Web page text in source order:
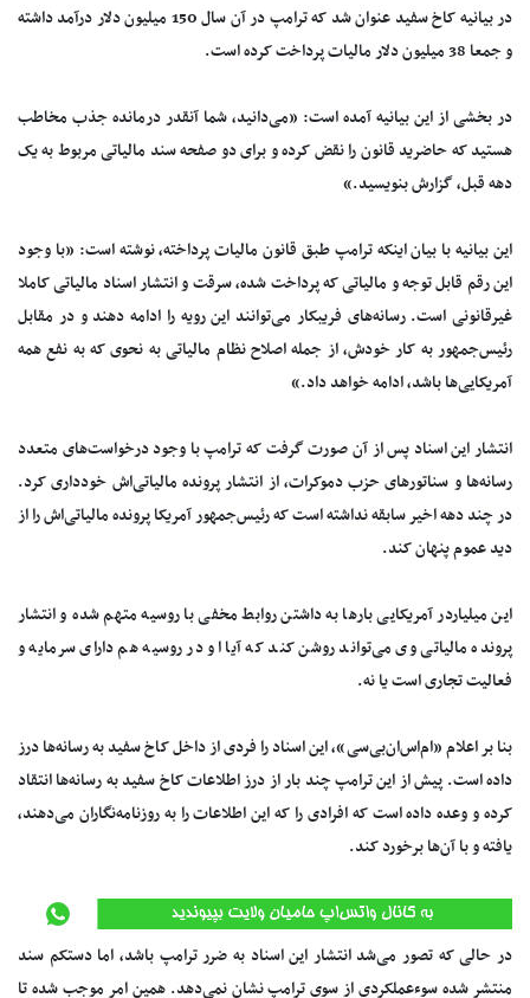
در بیانیه کاخ سفید عنوان شد که ترامپ در آن سال 150 میلیون دلار درآمد داشته
و جمعا 38 میلیون دلار مالیات پرداخت کرده است.
در بخشی از این بیانیه آمده است: «می‌دانید، شما آنقدر درمانده جذب مخاطب
هستید که حاضرید قانون را نقض کرده و برای دو صفحه سند مالیاتی مربوط به یک
دهه قبل، گزارش بنویسید.»
این بیانیه با بیان اینکه ترامپ طبق قانون مالیات‌ پرداخته، نوشته است: «با وجود
این رقم قابل توجه و مالیاتی که پرداخت شده، سرقت و انتشار اسناد مالیاتی کاملا
غیرقانونی است. رسانه‌های فریبکار می‌توانند این رویه را ادامه دهند و در مقابل
رئیس‌جمهور به کار خودش، از جمله اصلاح نظام مالیاتی به نحوی که به نفع همه
آمریکایی‌ها باشد، ادامه خواهد داد.»
انتشار این اسناد پس از آن صورت گرفت که ترامپ با وجود درخواست‌های متعدد
رسانه‌ها و سناتورهای حزب دموکرات، از انتشار پرونده مالیاتی‌اش خودداری کرد.
در چند دهه اخیر سابقه نداشته است که رئیس‌جمهور آمریکا پرونده مالیاتی‌اش را از
دید عموم پنهان کند.
این میلیاردر آمریکایی بارها به داشتن روابط مخفی با روسیه متهم شده و انتشار
پرونده مالیاتی وی می‌تواند روشن کند که آیا او در روسیه هم دارای سرمایه و
فعالیت تجاری است یا نه.
بنا بر اعلام «ام‌اس‌ان‌بی‌سی»، این اسناد را فردی از داخل کاخ سفید به رسانه‌ها درز
داده است. پیش از این ترامپ چند بار از درز اطلاعات کاخ سفید به رسانه‌ها انتقاد
کرده و وعده داده است که افرادی را که این اطلاعات را به روزنامه‌نگاران می‌دهند،
یافته و با آن‌ها برخورد کند.
در حالی که تصور می‌شد انتشار این اسناد به ضرر ترامپ باشد، اما دستکم سند
منتشر شده سوءعملکردی از سوی ترامپ نشان نمی‌دهد. همین امر موجب شده تا